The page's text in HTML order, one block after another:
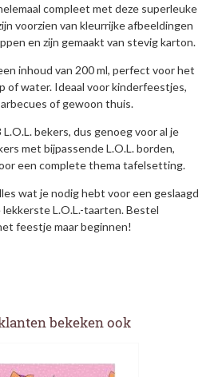
compleet met deze superleuke
voorzien van kleurrijke afbeeldingen
en zijn gemaakt van stevig karton.
inhoud van 200 ml, perfect voor het
of water. Ideaal voor kinderfeestjes,
of gewoon thuis.
bekers, dus genoeg voor al je
met bijpassende L.O.L. borden,
een complete thema tafelsetting.
wat je nodig hebt voor een geslaagd
L.O.L.-taarten. Bestel
feestje maar beginnen!
bekeken ook